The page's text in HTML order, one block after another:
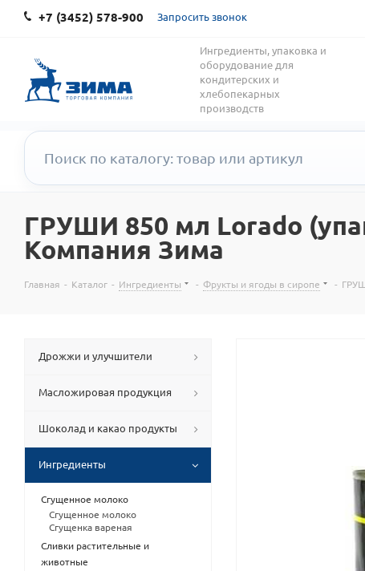
+7 (3452) 578-900 Запросить звонок
Ингредиенты, упаковка и
оборудование для
кондитерских и
хлебопекарных
производств
ГРУШИ 850 мл Lorado
Компания Зима
Главная - Каталог - Ингредиенты - Фрукты и ягоды в сиропе -
Дрожжи и улучшители
Масложировая продукция
Шоколад и какао продукты
Ингредиенты
Сгущенное молоко
Сгущенное молоко
Сгущенка вареная
Сливки растительные и
животные